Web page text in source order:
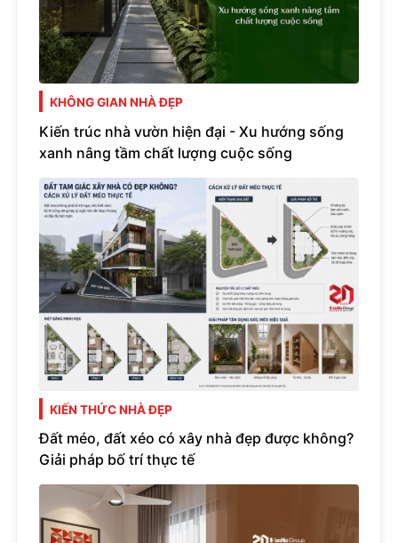
KHÔNG GIAN NHÀ ĐẸP
Kiến trúc nhà vườn hiện đại - Xu hướng sống
xanh nâng tầm chất lượng cuộc sống
KIẾN THỨC NHÀ ĐẸP
Đất méo, đất xéo có xây nhà đẹp được không?
Giải pháp bố trí thực tế